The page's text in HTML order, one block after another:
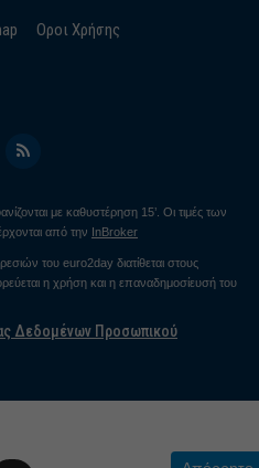
Οροι Χρήσης
με καθυστέρηση 15’. Οι τιμές των
από την InBroker
του euro2day διατίθεται στους
η χρήση και η επαναδημοσίευσή του
Δεδομένων Προσωπικού